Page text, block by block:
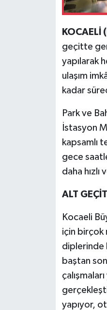
KOCAELİ
geçitte
yapılarak
ulaşım
kadar
Park ve
İstasyon
kapsamlı
gece
daha
ALT
Kocaeli
için birçok
diplerinde
baştan
yapıyor,